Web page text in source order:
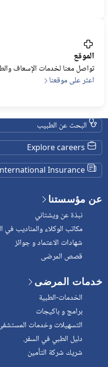
الموقع
تواصل معنا لخدمات الإسعاف
اعثر على موقعنا
البحث عن الطبيب
عن مؤسستنا
نبذة عن ويشتاني
مكاتب الوكلاء والمناديب في
شهادات الاعتماد و جوائز
قصص المرضى
خدمات المرضى
الخدمات-الطبية
برامج و باكيجات
التسهيلات وخدمات
دليل الطبي في السفر.
شريك شركة التأمين